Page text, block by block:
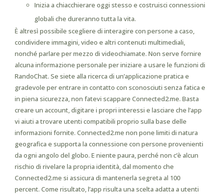
Inizia a chiacchierare oggi stesso e costruisci connessioni
globali che dureranno tutta la vita.
È altresì possibile scegliere di interagire con persone a caso,
condividere immagini, video e altri contenuti multimediali,
nonché parlare per mezzo di videochiamate. Non serve fornire
alcuna informazione personale per iniziare a usare le funzioni di
RandoChat. Se siete alla ricerca di un’applicazione pratica e
gradevole per entrare in contatto con sconosciuti senza fatica e
in piena sicurezza, non fatevi scappare Connected2.me. Basta
creare un account, digitare i propri interessi e lasciare che l’app
vi aiuti a trovare utenti compatibili proprio sulla base delle
informazioni fornite. Connected2.me non pone limiti di natura
geografica e supporta la connessione con persone provenienti
da ogni angolo del globo. E niente paura, perché non c’è alcun
rischio di rivelare la propria identità, dal momento che
Connected2.me si assicura di mantenerla segreta al 100
percent. Come risultato, l’app risulta una scelta adatta a utenti